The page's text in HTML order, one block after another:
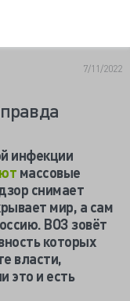
7/11/2022
инфекции
массовые
снимает
мир, а сам
ВОЗ зовёт
которых
власти,
это и есть